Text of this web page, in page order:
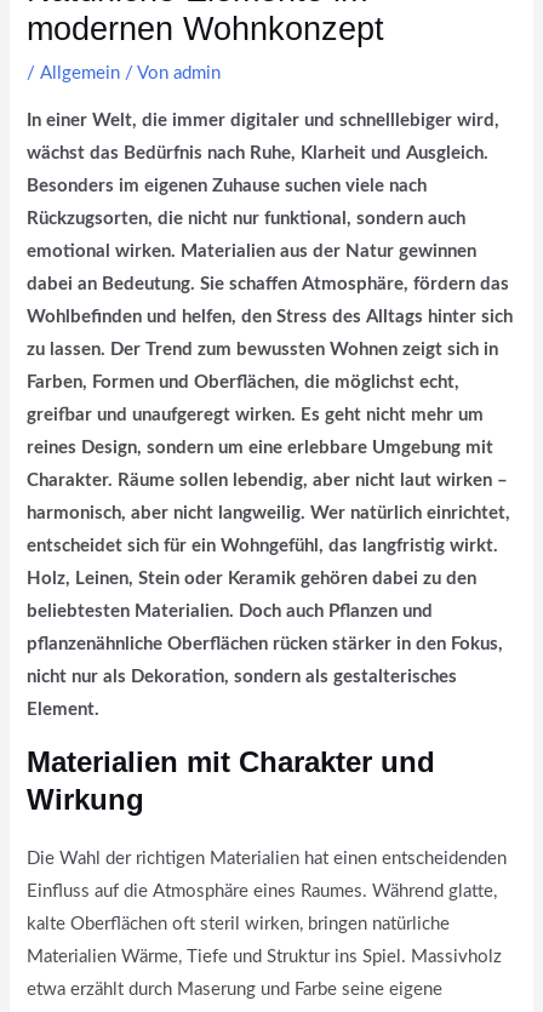
modernen Wohnkonzept
/Allgemein / Vonadmin
In einer Welt, die immer digitaler und schnelllebiger wird,
wächst das Bedürfnis nach Ruhe, Klarheit und Ausgleich.
Besonders im eigenen Zuhause suchen viele nach
Rückzugsorten, die nicht nur funktional, sondern auch
emotional wirken. Materialien aus der Natur gewinnen
dabei an Bedeutung. Sie schaffen Atmosphäre, fördern das
Wohlbefinden und helfen, den Stress des Alltags hinter sich
zu lassen. Der Trend zum bewussten Wohnen zeigt sich in
Farben, Formen und Oberflächen, die möglichst echt,
greifbar und unaufgeregt wirken. Es geht nicht mehr um
reines Design, sondern um eine erlebbare Umgebung mit
Charakter. Räume sollen lebendig, aber nicht laut wirken –
harmonisch, aber nicht langweilig. Wer natürlich einrichtet,
entscheidet sich für ein Wohngefühl, das langfristig wirkt.
Holz, Leinen, Stein oder Keramik gehören dabei zu den
beliebtesten Materialien. Doch auch Pflanzen und
pflanzenähnliche Oberflächen rücken stärker in den Fokus,
nicht nur als Dekoration, sondern als gestalterisches
Element.
Materialien mit Charakter und
Wirkung
Die Wahl der richtigen Materialien hat einen entscheidenden
Einfluss auf die Atmosphäre eines Raumes. Während glatte,
kalte Oberflächen oft steril wirken, bringen natürliche
Materialien Wärme, Tiefe und Struktur ins Spiel. Massivholz
etwa erzählt durch Maserung und Farbe seine eigene